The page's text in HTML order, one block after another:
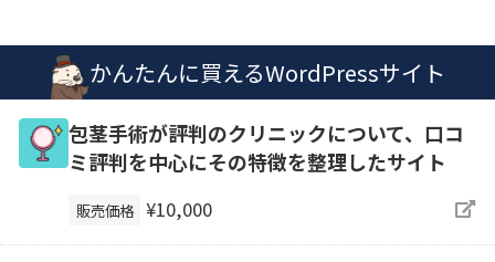
かんたんに買えるWordPressサイト
包茎手術が評判のクリニックについて、口コ
ミ評判を中心にその特徴を整理したサイト
販売価格 ¥10,000